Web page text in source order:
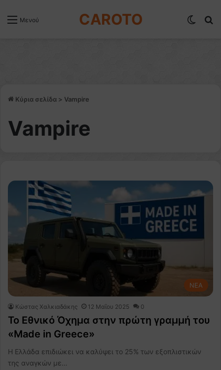
Μενού CAROTO
Κύρια σελίδα > Vampire
Vampire
NEA
Κώστας Χαλκιαδάκης 12 Μαΐου 2025 0
Το Εθνικό Όχημα στην πρώτη γραμμή του
«Made in Greece»
Η Ελλάδα επιδιώκει να καλύψει το 25% των εξοπλιστικών
της αναγκών με…